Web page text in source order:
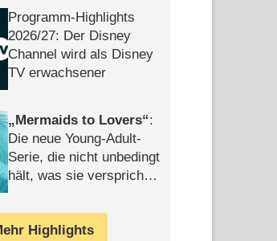
Programm-Highlights
2026/​27: Der Disney
Channel wird als Disney
TV erwachsener
Mermaids to Lovers :
Die neue Young-Adult-
Serie, die nicht unbedingt
hält, was sie verspricht –
Highlights